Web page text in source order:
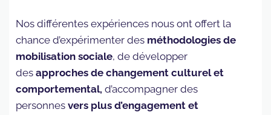
Nos différentes expériences nous ont offert la
chance d’expérimenter des méthodologies de
mobilisation sociale, de développer
des approches de changement culturel et
comportemental, d’accompagner des
personnes vers plus d’engagement et